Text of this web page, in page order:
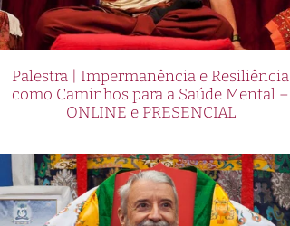
Palestra | Impermanência e Resiliência
como Caminhos para a Saúde Mental –
ONLINE e PRESENCIAL